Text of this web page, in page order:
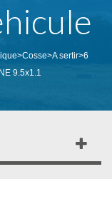
>Cosse>A sertir>6
9.5x1.1